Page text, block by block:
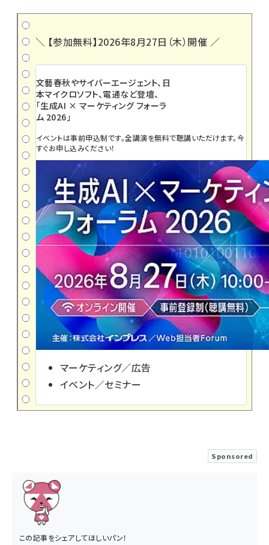
＼ 【参加無料】2026年8月27日（木）開催 ／
文藝春秋やサイバーエージェント、日
本マイクロソフト、電通など登壇、
「生成AI × マーケティング フォーラ
ム 2026」
イベントは事前申込制です。全講演を無料で聴講いただけます。今
すぐお申し込みください！
マーケティング／広告
イベント／セミナー
Sponsored
この記事をシェアしてほしいパン！